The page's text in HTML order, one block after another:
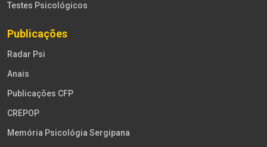
Testes Psicológicos
Publicações
Radar Psi
Anais
Publicações CFP
CREPOP
Memória Psicológia Sergipana